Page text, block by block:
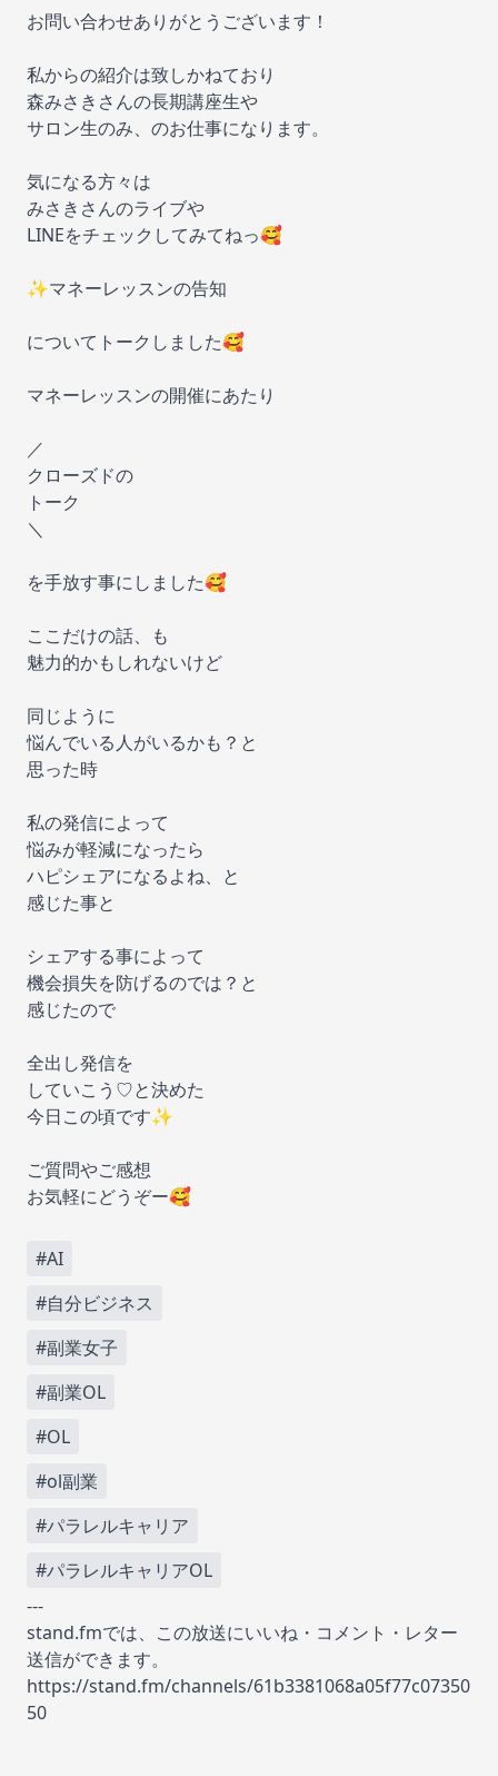
お問い合わせありがとうございます！
私からの紹介は致しかねており
森みさきさんの長期講座生や
サロン生のみ、のお仕事になります。
気になる方々は
みさきさんのライブや
LINEをチェックしてみてねっ🥰
✨マネーレッスンの告知
についてトークしました🥰
マネーレッスンの開催にあたり
／
クローズドの
トーク
＼
を手放す事にしました🥰
ここだけの話、も
魅力的かもしれないけど
同じように
悩んでいる人がいるかも？と
思った時
私の発信によって
悩みが軽減になったら
ハピシェアになるよね、と
感じた事と
シェアする事によって
機会損失を防げるのでは？と
感じたので
全出し発信を
していこう♡と決めた
今日この頃です✨
ご質問やご感想
お気軽にどうぞー🥰
#AI
#自分ビジネス
#副業女子
#副業OL
#OL
#ol副業
#パラレルキャリア
#パラレルキャリアOL
---
stand.fmでは、この放送にいいね・コメント・レター
送信ができます。
https://stand.fm/channels/61b3381068a05f77c07350
50